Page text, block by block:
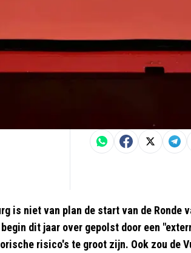
is niet van plan de start van de Ronde
dit jaar over gepolst door een
risico's te groot zijn. Ook zou de